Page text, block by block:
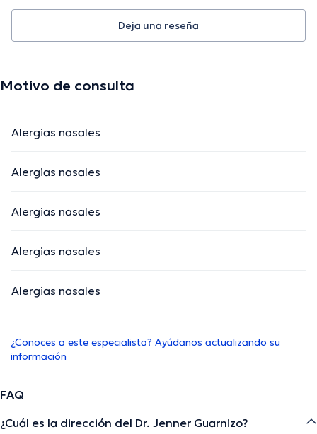
Deja una reseña
Motivo de consulta
Alergias nasales
Alergias nasales
Alergias nasales
Alergias nasales
Alergias nasales
¿Conoces a este especialista? Ayúdanos actualizando su
información
FAQ
¿Cuál es la dirección del Dr. Jenner Guarnizo?